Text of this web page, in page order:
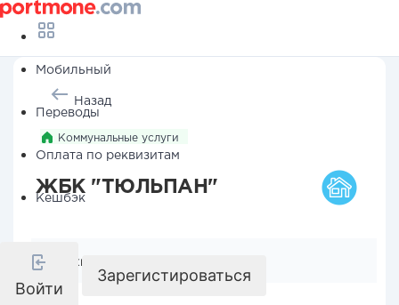
Мобильный
Переводы
Оплата по реквизитам
Кешбэк
Войти
Зарегистироваться
Назад
Коммунальные услуги
ЖБК "ТЮЛЬПАН"
Реквизиты компании